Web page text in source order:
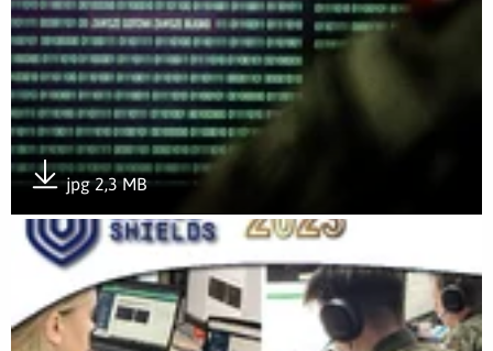
jpg 2,3 MB
Otwórz załącznik CyberWOT na ćwiczeniach NATO Locked